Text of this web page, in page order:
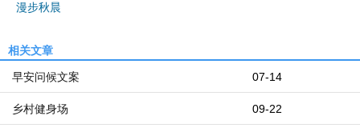
漫步秋晨
相关文章
07-14
早安问候文案
09-22
乡村健身场